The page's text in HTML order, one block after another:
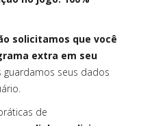
solicitamos que você
extra em seu
seus dados
de